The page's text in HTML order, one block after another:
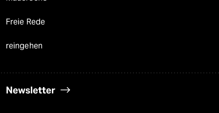
Freie Rede
reingehen
Newsletter